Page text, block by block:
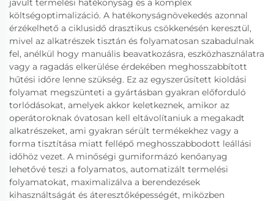
javult termelési hatékonyság és a komplex
költségoptimalizáció. A hatékonyságnövekedés azonnal
érzékelhető a ciklusidő drasztikus csökkenésén keresztül,
mivel az alkatrészek tisztán és folyamatosan szabadulnak
fel, anélkül hogy manuális beavatkozásra, eszközhasználatra
vagy a ragadás elkerülése érdekében meghosszabbított
hűtési időre lenne szükség. Ez az egyszerűsített kioldási
folyamat megszünteti a gyártásban gyakran előforduló
torlódásokat, amelyek akkor keletkeznek, amikor az
operátoroknak óvatosan kell eltávolítaniuk a megakadt
alkatrészeket, ami gyakran sérült termékekhez vagy a
forma tisztítása miatt fellépő meghosszabbodott leállási
időhöz vezet. A minőségi gumiformázó kenőanyag
lehetővé teszi a folyamatos, automatizált termelési
folyamatokat, maximalizálva a berendezések
kihasználtságát és áteresztőképességét, miközben